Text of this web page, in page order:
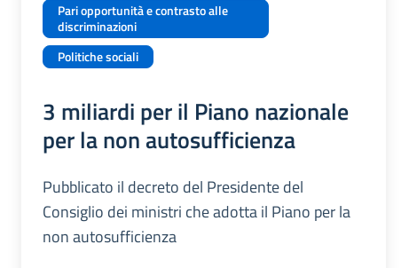
Pari opportunità e contrasto alle
discriminazioni
Politiche sociali
3 miliardi per il Piano nazionale
per la non autosufficienza
Pubblicato il decreto del Presidente del
Consiglio dei ministri che adotta il Piano per la
non autosufficienza